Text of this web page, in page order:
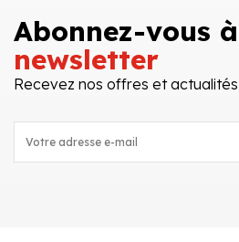
Abonnez-vous
newsletter
Recevez nos offres et